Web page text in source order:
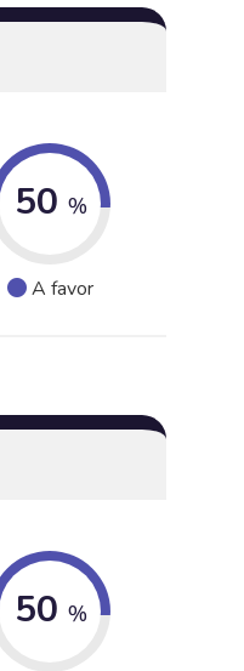
50 %
A favor
50 %